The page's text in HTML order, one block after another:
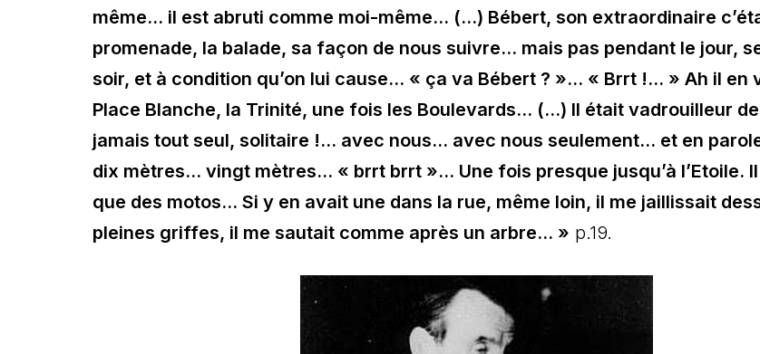
même… il est abruti comme moi-même… (…) Bébert, son extraordinaire
promenade, la balade, sa façon de nous suivre… mais pas pendant le jour,
soir, et à condition qu’on lui cause… « ça va Bébert ? »… « Brrt !… » Ah il en
Place Blanche, la Trinité, une fois les Boulevards… (…) Il était vadrouilleur
jamais tout seul, solitaire !… avec nous… avec nous seulement… et en
dix mètres… vingt mètres… « brrt brrt »… Une fois presque jusqu’à l’Etoile.
que des motos… Si y en avait une dans la rue, même loin, il me jaillissait
pleines griffes, il me sautait comme après un arbre… » p.19.